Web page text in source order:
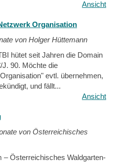
Ansicht
Organisation
von Holger Hüttemann
hütet seit Jahren die Domain
J. 90. Möchte die
evtl. übernehmen,
und fällt...
Ansicht
von Österreichisches
– Österreichisches Waldgarten-